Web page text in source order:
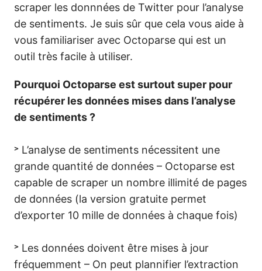
scraper les donnnées de Twitter pour l’analyse
de sentiments. Je suis sûr que cela vous aide à
vous familiariser avec Octoparse qui est un
outil très facile à utiliser.
Pourquoi Octoparse est surtout super pour
récupérer les données mises dans l’analyse
de sentiments ?
˃ L’analyse de sentiments nécessitent une
grande quantité de données – Octoparse est
capable de scraper un nombre illimité de pages
de données (la version gratuite permet
d’exporter 10 mille de données à chaque fois)
˃ Les données doivent être mises à jour
fréquemment – On peut plannifier l’extraction